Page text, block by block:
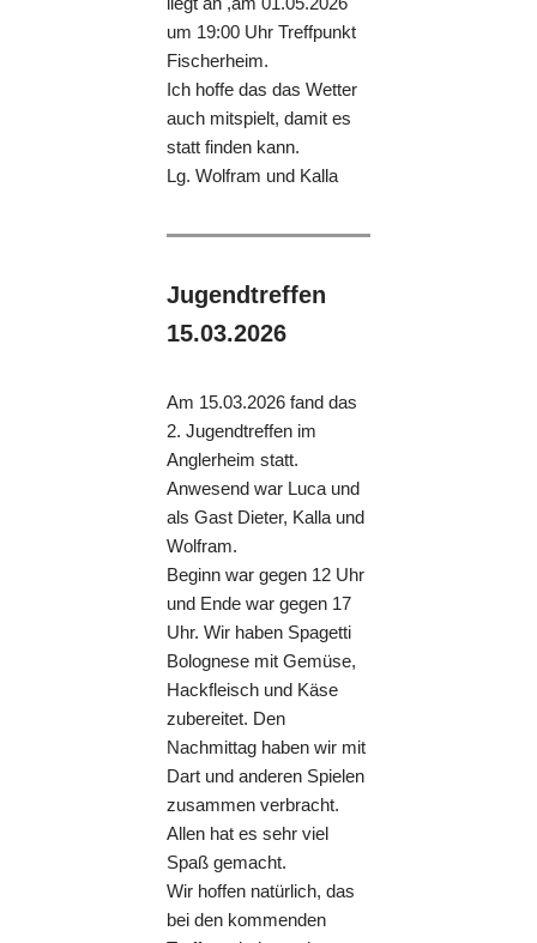
um 19:00 Uhr Treffpunkt
Fischerheim.
Ich hoffe das das Wetter
auch mitspielt, damit es
statt finden kann.
Lg. Wolfram und Kalla
Jugendtreffen
15.03.2026
Am 15.03.2026 fand das
2. Jugendtreffen im
Anglerheim statt.
Anwesend war Luca und
als Gast Dieter, Kalla und
Wolfram.
Beginn war gegen 12 Uhr
und Ende war gegen 17
Uhr. Wir haben Spagetti
Bolognese mit Gemüse,
Hackfleisch und Käse
zubereitet. Den
Nachmittag haben wir mit
Dart und anderen Spielen
zusammen verbracht.
Allen hat es sehr viel
Spaß gemacht.
Wir hoffen natürlich, das
bei den kommenden